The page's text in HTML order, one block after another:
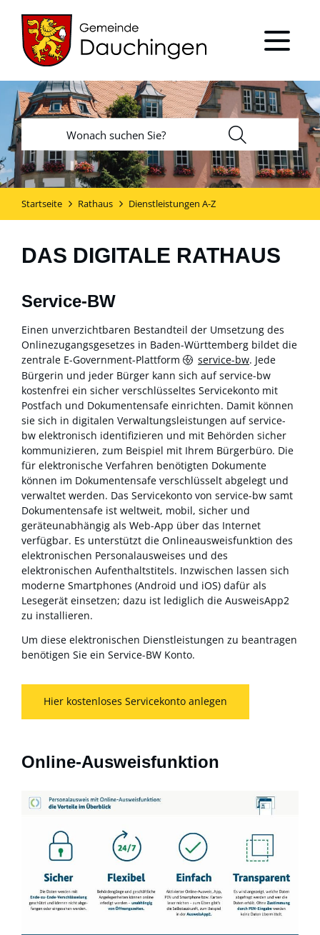
Startseite Rathaus Dienstleistungen A-Z
DAS DIGITALE RATHAUS
Service-BW
Einen unverzichtbaren Bestandteil der Umsetzung des
Onlinezugangsgesetzes in Baden-Württemberg bildet die
zentrale E-Government-Plattform
service-bw. Jede
Bürgerin und jeder Bürger kann sich auf service-bw
kostenfrei ein sicher verschlüsseltes Servicekonto mit
Postfach und Dokumentensafe einrichten. Damit können
sie sich in digitalen Verwaltungsleistungen auf service-
bw elektronisch identifizieren und mit Behörden sicher
kommunizieren, zum Beispiel mit Ihrem Bürgerbüro. Die
für elektronische Verfahren benötigten Dokumente
können im Dokumentensafe verschlüsselt abgelegt und
verwaltet werden. Das Servicekonto von service-bw samt
Dokumentensafe ist weltweit, mobil, sicher und
geräteunabhängig als Web-App über das Internet
verfügbar. Es unterstützt die Onlineausweisfunktion des
elektronischen Personalausweises und des
elektronischen Aufenthaltstitels. Inzwischen lassen sich
moderne Smartphones (Android und iOS) dafür als
Lesegerät einsetzen; dazu ist lediglich die AusweisApp2
zu installieren.
Um diese elektronischen Dienstleistungen zu beantragen
benötigen Sie ein Service-BW Konto.
Hier kostenloses Servicekonto anlegen
Online-Ausweisfunktion